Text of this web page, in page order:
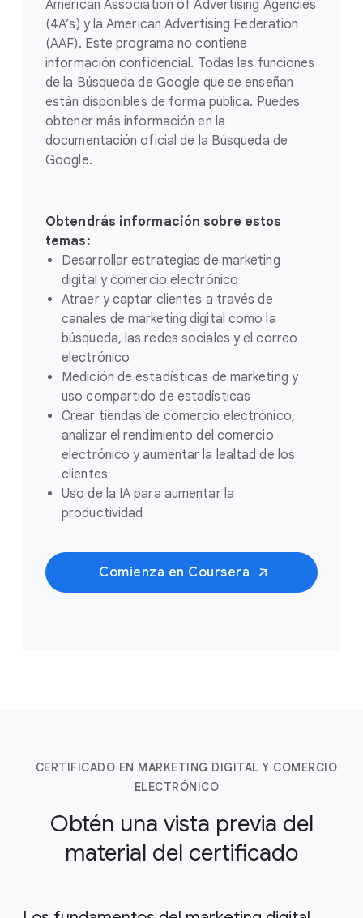
American Association of Advertising Agencies
(4A’s) y la American Advertising Federation
(AAF). Este programa no contiene
información confidencial. Todas las funciones
de la Búsqueda de Google que se enseñan
están disponibles de forma pública. Puedes
obtener más información en la
documentación oficial de la Búsqueda de
Google.
Obtendrás información sobre estos
temas:
Desarrollar estrategias de marketing
digital y comercio electrónico
Atraer y captar clientes a través de
canales de marketing digital como la
búsqueda, las redes sociales y el correo
electrónico
Medición de estadísticas de marketing y
uso compartido de estadísticas
Crear tiendas de comercio electrónico,
analizar el rendimiento del comercio
electrónico y aumentar la lealtad de los
clientes
Uso de la IA para aumentar la
productividad
Comienza en Coursera
CERTIFICADO EN MARKETING DIGITAL Y COMERCIO
ELECTRÓNICO
Obtén una vista previa del
material del certificado